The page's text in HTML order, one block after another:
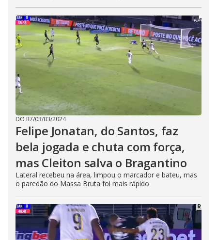
DO R7/03/03/2024
Felipe Jonatan, do Santos, faz
bela jogada e chuta com força,
mas Cleiton salva o Bragantino
Lateral recebeu na área, limpou o marcador e bateu, mas
o paredão do Massa Bruta foi mais rápido